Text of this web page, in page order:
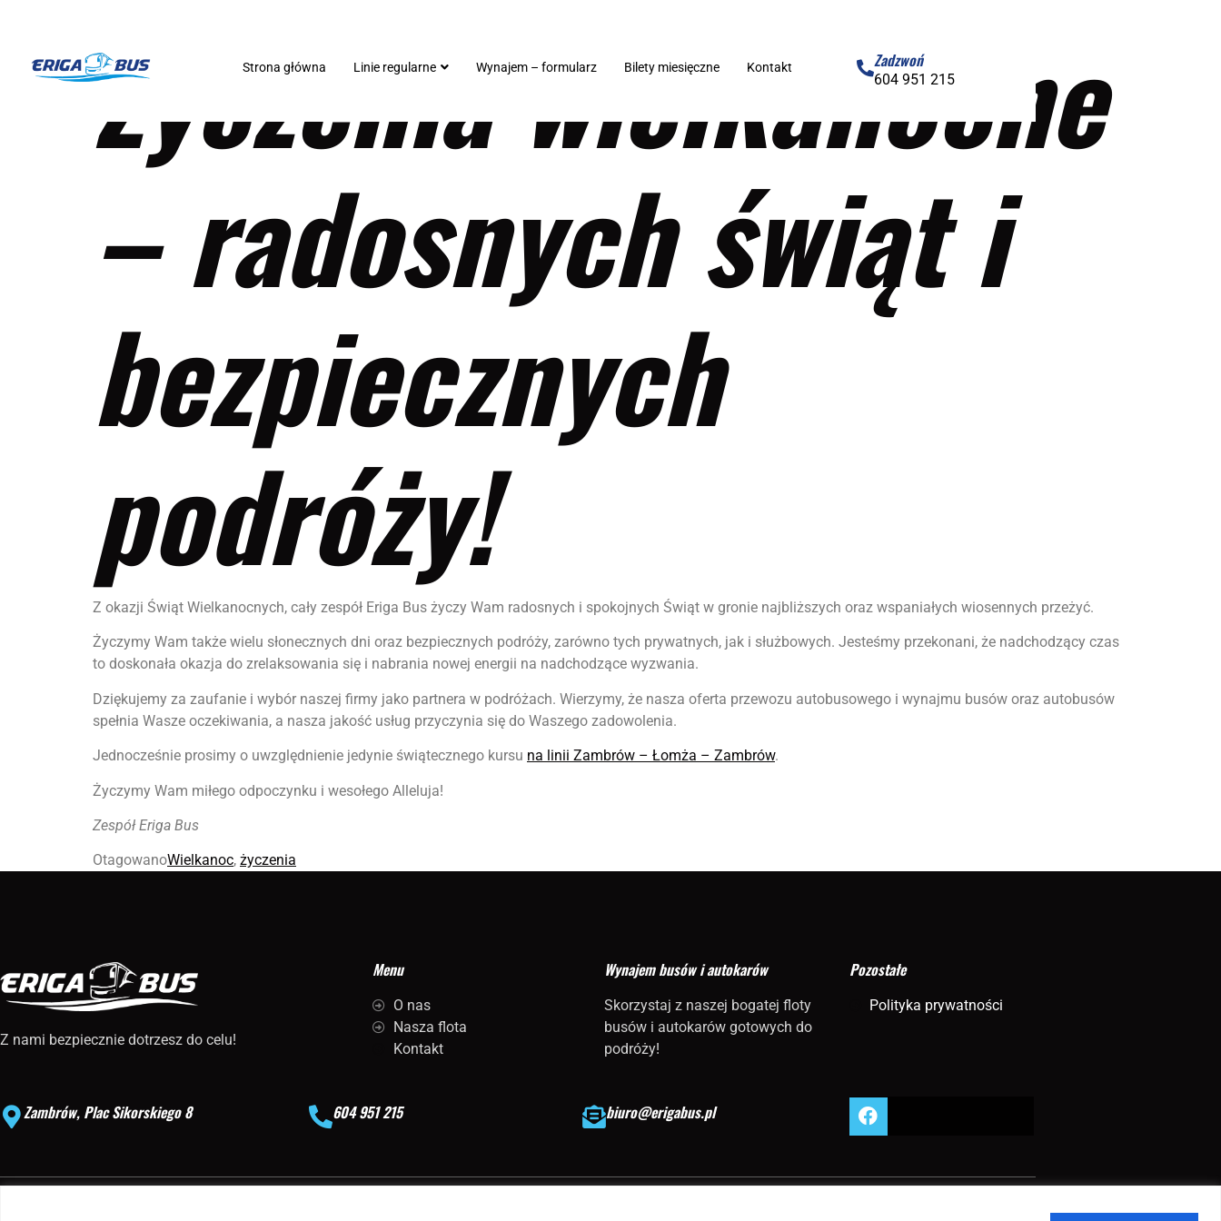
Strona główna Linie regularne Wynajem – formularz Bilety miesięczne Kontakt Zadzwoń
604 951 215
Życzenia wielkanocne
– radosnych świąt i
bezpiecznych
podróży!
Z okazji Świąt Wielkanocnych, cały zespół Eriga Bus życzy Wam radosnych i spokojnych Świąt w gronie najbliższych oraz wspaniałych wiosennych przeżyć.
Życzymy Wam także wielu słonecznych dni oraz bezpiecznych podróży, zarówno tych prywatnych, jak i służbowych. Jesteśmy przekonani, że nadchodzący czas
to doskonała okazja do zrelaksowania się i nabrania nowej energii na nadchodzące wyzwania.
Dziękujemy za zaufanie i wybór naszej firmy jako partnera w podróżach. Wierzymy, że nasza oferta przewozu autobusowego i wynajmu busów oraz autobusów
spełnia Wasze oczekiwania, a nasza jakość usług przyczynia się do Waszego zadowolenia.
Jednocześnie prosimy o uwzględnienie jedynie świątecznego kursu na linii Zambrów – Łomża – Zambrów.
Życzymy Wam miłego odpoczynku i wesołego Alleluja!
Zespół Eriga Bus
OtagowanoWielkanoc, życzenia
Z nami bezpiecznie dotrzesz do celu!
Menu
O nas
Nasza flota
Kontakt
Wynajem busów i autokarów
Skorzystaj z naszej bogatej floty
busów i autokarów gotowych do
podróży!
Pozostałe
Polityka prywatności
Zambrów, Plac Sikorskiego 8 604 951 215 biuro@erigabus.pl